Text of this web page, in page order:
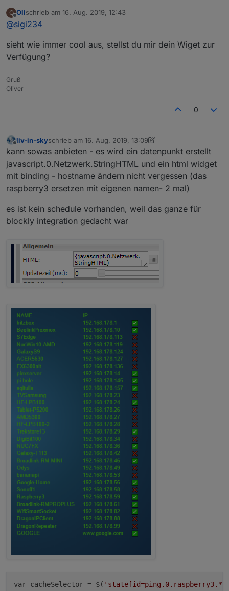
Danke, cooles Skript..............
O
Offline
Olischrieb am 16. Aug. 2019, 12:43
zuletzt editiert von
@sigi234
sieht wie immer cool aus, stellst du mir dein Wiget zur
Verfügung?
Gruß
Oliver
0
liv-in-skyschrieb am 16. Aug. 2019, 13:09
zuletzt editiert von liv-in-sky
kann sowas anbieten - es wird ein datenpunkt erstellt
javascript.0.Netzwerk.StringHTML und ein html widget
mit binding - hostname ändern nicht vergessen (das
raspberry3 ersetzen mit eigenen namen- 2 mal)
es ist kein schedule vorhanden, weil das ganze für
blockly integration gedacht war
var cacheSelector = $(